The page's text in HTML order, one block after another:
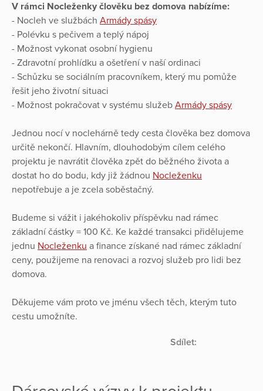
V rámci Nocleženky člověku bez domova nabízíme:
- Nocleh ve službách Armády spásy
- Polévku s pečivem a teplý nápoj
- Možnost vykonat osobní hygienu
- Zdravotní prohlídku a ošetření v naší ordinaci
- Schůzku se sociálním pracovníkem, který mu pomůže
řešit jeho životní situaci
- Možnost pokračovat v systému služeb Armády spásy
Jednou nocí v noclehárně tedy cesta člověka bez domova
určitě nekončí. Hlavním, dlouhodobým cílem celého
projektu je navrátit člověka zpět do běžného života a
dostat ho do bodu, kdy již žádnou Nocleženku
nepotřebuje a je zcela soběstačný.
Budeme si vážit i jakéhokoliv příspěvku nad rámec
základní částky = 100 Kč. Ke každé transakci přidělujeme
jednu Nocleženku a finance získané nad rámec základní
ceny, použijeme na renovaci a rozvoj služeb pro lidi bez
domova.
Děkujeme vám proto ve jménu všech těch, kterým tuto
cestu umožníte.
Sdílet: